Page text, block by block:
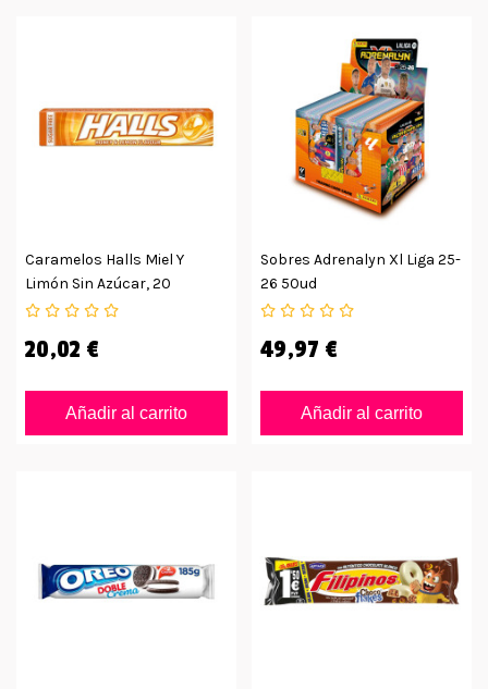
Caramelos Halls Miel Y
Limón Sin Azúcar, 20
Unidades
20,02 €
Añadir al carrito
Sobres Adrenalyn Xl Liga 25-
26 50ud
49,97 €
Añadir al carrito